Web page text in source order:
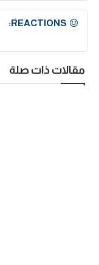
REACTIONS:
مقالات ذات صلة